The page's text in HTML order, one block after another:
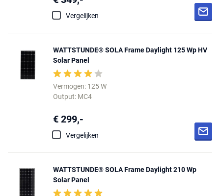
Vergelijken
WATTSTUNDE® SOLA Frame Daylight 125 Wp HV
Solar Panel
Vermogen: 125 W
Output: MC4
€ 299,-
Vergelijken
WATTSTUNDE® SOLA Frame Daylight 210 Wp
Solar Panel